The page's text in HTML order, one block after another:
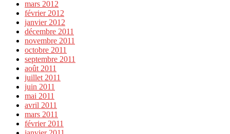
mars 2012
février 2012
janvier 2012
décembre 2011
novembre 2011
octobre 2011
septembre 2011
août 2011
juillet 2011
juin 2011
mai 2011
avril 2011
mars 2011
février 2011